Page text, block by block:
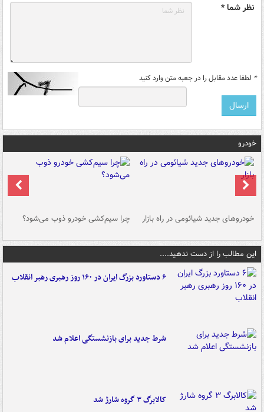
نظر شما *
* لطفا عدد مقابل را در جعبه متن وارد کنید
خودرو
خودروهای جدید شیائومی در راه بازار چرا سیم‌کشی خودرو ذوب می‌شود؟
این مطالب را از دست ندهید....
۶ دستاورد بزرگ ایران در ۱۶۰ روز رهبری رهبر انقلاب
شرط جدید برای بازنشستگی اعلام شد
کالابرگ ۳ گروه شارژ شد